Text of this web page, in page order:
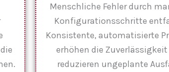
Menschliche Fehler durch
Konfigurationsschritte
Konsistente, automatisierte
erhöhen die Zuverlässigkeit
reduzieren ungeplante